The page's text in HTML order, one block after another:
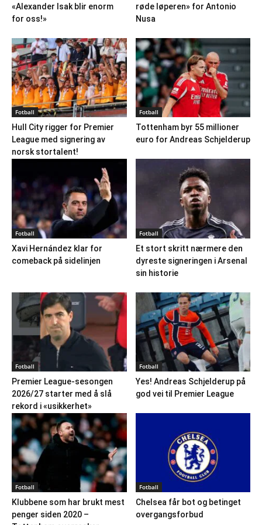
«Alexander Isak blir enorm
for oss!»
røde løperen» for Antonio
Nusa
Fotball
Hull City rigger for Premier
League med signering av
norsk stortalent!
Fotball
Tottenham byr 55 millioner
euro for Andreas Schjelderup
Fotball
Xavi Hernández klar for
comeback på sidelinjen
Fotball
Et stort skritt nærmere den
dyreste signeringen i Arsenal
sin historie
Fotball
Premier League-sesongen
2026/27 starter med å slå
rekord i «usikkerhet»
Fotball
Yes! Andreas Schjelderup på
god vei til Premier League
Fotball
Klubbene som har brukt mest
penger siden 2020 –
Fotball
Chelsea får bot og betinget
overgangsforbud